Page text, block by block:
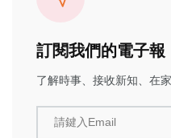
訂閱我們的電子報
了解時事、接收新知、在
請鍵入Email